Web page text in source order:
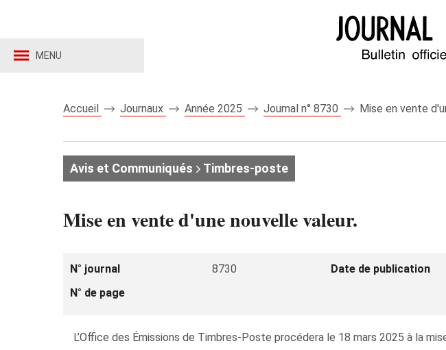
MENU
Accueil Journaux Année 2025 Journal n° 8730 Mise en vente
Avis et Communiqués Timbres-poste
Mise en vente d'une nouvelle valeur.
N° journal 8730 Date de publication
N° de page
L’Office des Émissions de Timbres-Poste procédera le 18 mars 2025 à la